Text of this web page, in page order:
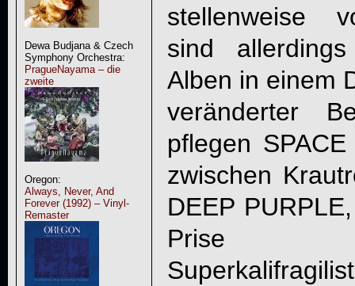
Dewa Budjana & Czech
Symphony Orchestra:
PragueNayama – die
zweite
Oregon:
Always, Never, And
Forever (1992) – Vinyl-
Remaster
stellenweise
sind
Alben in einem
veränderter
pflegen
zwischen
DEEP
Prise